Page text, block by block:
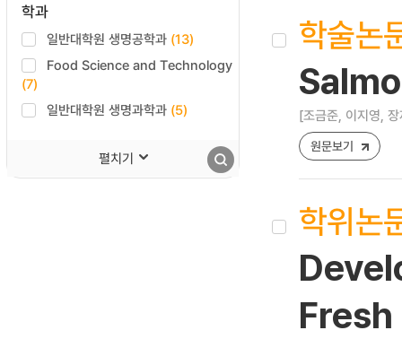
학과
일반대학원 생명공학과 (13)
Food Science and Technology
(7)
일반대학원 생명과학과 (5)
펼치기
학술논
[조금준, 이지영,
원문보기
학위논